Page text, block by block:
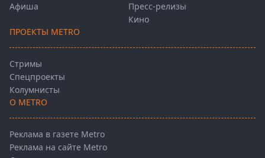
Афиша
Пресс-релизы
Кино
ПРОЕКТЫ METRO
Стримы
Спецпроекты
Колумнисты
О METRO
Реклама в газете Metro
Реклама на сайте Metro